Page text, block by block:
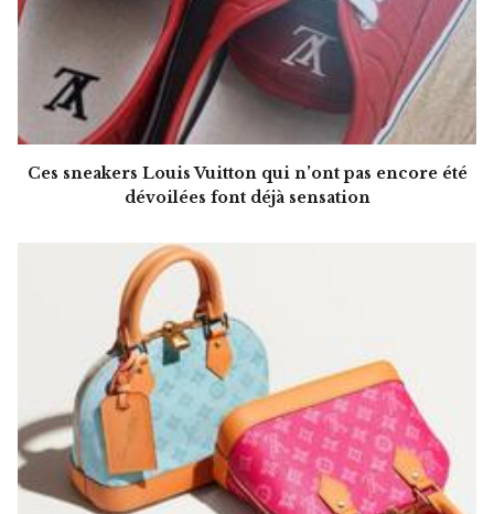
Ces sneakers Louis Vuitton qui n’ont pas encore été
dévoilées font déjà sensation